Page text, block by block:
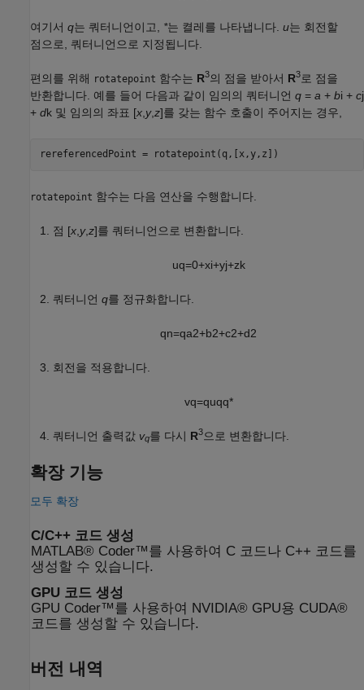
여기서 q는 쿼터니언이고, *는 켤레를 나타냅니다. u는 회전할
점으로, 쿼터니언으로 지정됩니다.
편의를 위해 rotatepoint 함수는 R3의 점을 받아서 R3로 점을
반환합니다. 예를 들어 다음과 같이 임의의 쿼터니언 q = a + bi + cj
+ dk 및 임의의 좌표 [x y,z]를 갖는 함수 호출이 주어지는 경우,
rereferencedPoint = rotatepoint(q,[x,y,z])
rotatepoint 함수는 다음 연산을 수행합니다.
점 [x y,z]를 쿼터니언으로 변환합니다.
uq=0+xi+yj+zk
쿼터니언 q를 정규화합니다.
qn=qa2+b2+c2+d2
회전을 적용합니다.
vq=quqq*
쿼터니언 출력값 vq를 다시 R3으로 변환합니다.
확장 기능
모두 확장
C/C++ 코드 생성
MATLAB® Coder™를 사용하여 C 코드나 C++ 코드를
생성할 수 있습니다.
GPU 코드 생성
GPU Coder™를 사용하여 NVIDIA® GPU용 CUDA®
코드를 생성할 수 있습니다.
버전 내역